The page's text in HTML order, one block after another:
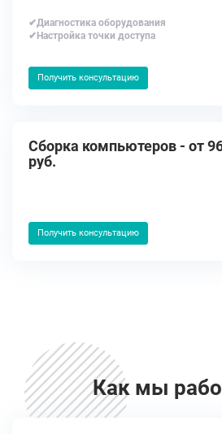
✔Диагностика оборудования
✔Настройка точки доступа
Получить консультацию
Сборка компьютеров - от
руб.
Получить консультацию
Как мы